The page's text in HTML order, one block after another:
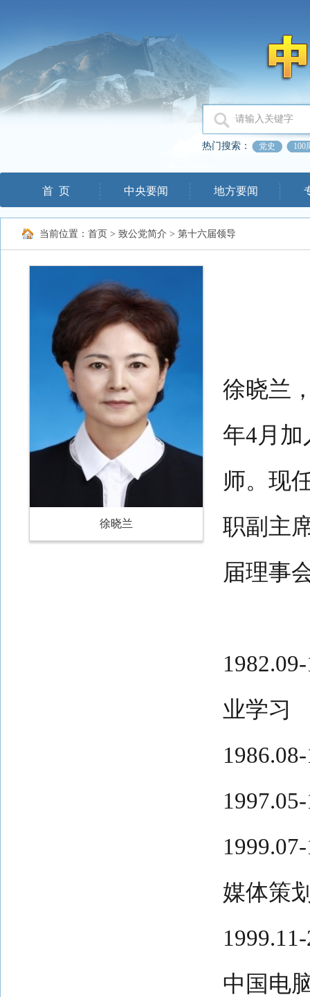
热门搜索： 党史 100
首 页 中央要闻 地方要闻
当前位置： 首页 > 致公党简介 > 第十六届领导
徐晓兰
徐晓兰
年4月
师。现
职副主
届理事
业学习
媒体策
中国电